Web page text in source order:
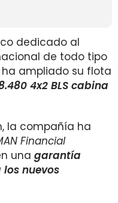
dedicado al
de todo tipo
ampliado su flota
4x2 BLS cabina
la compañía ha
Financial
una garantía
nuevos